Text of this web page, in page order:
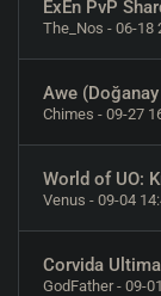
ExEn PvP
The_Nos - 06-18
Awe
Chimes - 09-27
World of UO:
Venus - 09-04
Corvida
GodFather- 09-